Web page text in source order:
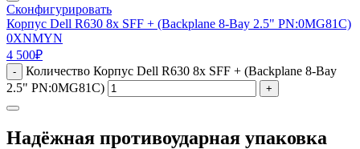
Сконфигурировать
Корпус Dell R630 8x SFF + (Backplane 8-Bay 2.5" PN:0MG81C)
0XNMYN
4 500₽
-
Количество Корпус Dell R630 8x SFF + (Backplane 8-Bay
2.5" PN:0MG81C)
+
Надёжная противоударная упаковка